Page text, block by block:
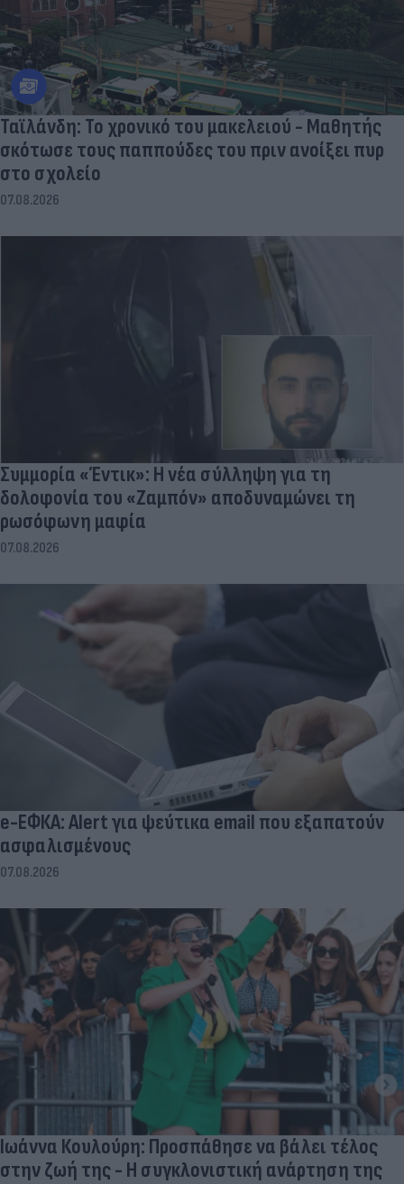
Ταϊλάνδη: Το χρονικό του μακελειού - Μαθητής
σκότωσε τους παππούδες του πριν ανοίξει πυρ
στο σχολείο
07.08.2026
Συμμορία «Έντικ»: Η νέα σύλληψη για τη
δολοφονία του «Ζαμπόν» αποδυναμώνει τη
ρωσόφωνη μαφία
07.08.2026
e-ΕΦΚΑ: Alert για ψεύτικα email που εξαπατούν
ασφαλισμένους
07.08.2026
Ιωάννα Κουλούρη: Προσπάθησε να βάλει τέλος
στην ζωή της - Η συγκλονιστική ανάρτηση της